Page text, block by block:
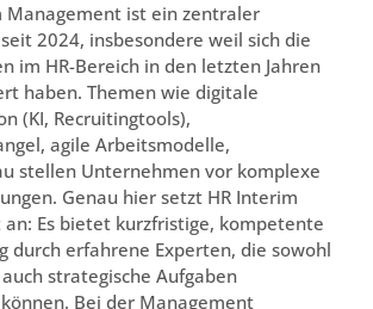
Management ist ein zentraler
2024, insbesondere weil sich die
im HR-Bereich in den letzten Jahren
haben. Themen wie digitale
(KI, Recruitingtools),
agile Arbeitsmodelle,
stellen Unternehmen vor komplexe
Genau hier setzt HR Interim
Es bietet kurzfristige, kompetente
durch erfahrene Experten, die sowohl
strategische Aufgaben
Bei der Management